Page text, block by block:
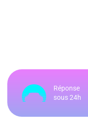
Réponse
sous 24h